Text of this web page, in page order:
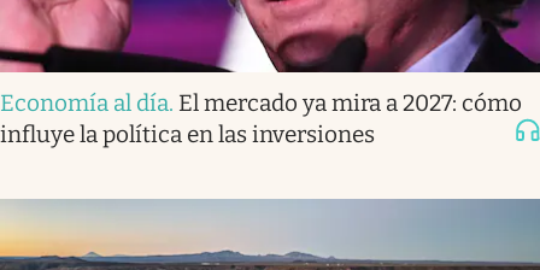
Economía al día. El mercado ya mira a 2027: cómo
influye la política en las inversiones